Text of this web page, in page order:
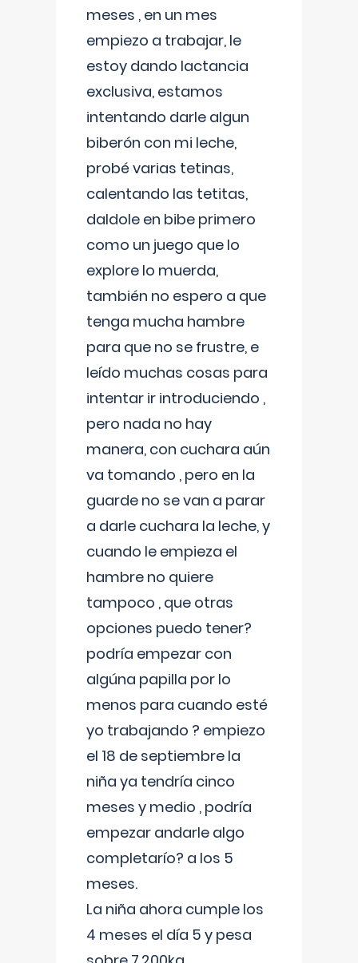
meses , en un mes
empiezo a trabajar, le
estoy dando lactancia
exclusiva, estamos
intentando darle algun
biberón con mi leche,
probé varias tetinas,
calentando las tetitas,
daldole en bibe primero
como un juego que lo
explore lo muerda,
también no espero a que
tenga mucha hambre
para que no se frustre, e
leído muchas cosas para
intentar ir introduciendo ,
pero nada no hay
manera, con cuchara aún
va tomando , pero en la
guarde no se van a parar
a darle cuchara la leche, y
cuando le empieza el
hambre no quiere
tampoco , que otras
opciones puedo tener?
podría empezar con
algúna papilla por lo
menos para cuando esté
yo trabajando ? empiezo
el 18 de septiembre la
niña ya tendría cinco
meses y medio , podría
empezar andarle algo
completarío? a los 5
meses.
La niña ahora cumple los
4 meses el día 5 y pesa